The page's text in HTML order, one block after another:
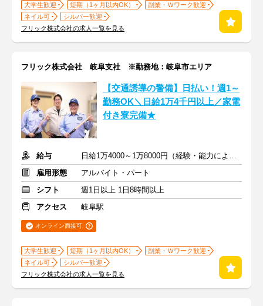
大学生歓迎 短期（1ヶ月以内OK）
副業・Ｗワーク歓迎
ネイル可
シルバー歓迎
フリック株式会社の求人一覧を見る
フリック株式会社 岐阜支社 ※勤務地：岐阜市エリア
【交通誘導の警備】日払い！週1～
勤務OK＼日給1万4千円以上／家電
付き寮完備★
給与
日給1万4000～1万8000円（経験・能力による）
雇用形態
アルバイト・パート
シフト
週1日以上 1日8時間以上
アクセス
岐阜駅
オンライン面接可
大学生歓迎 短期（1ヶ月以内OK）
副業・Ｗワーク歓迎
ネイル可
シルバー歓迎
フリック株式会社の求人一覧を見る